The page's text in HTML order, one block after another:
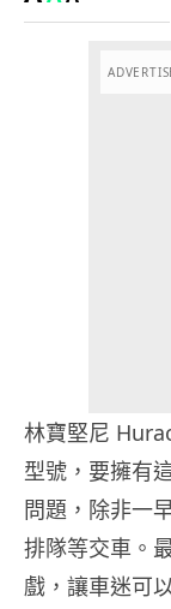
林寶堅尼
型號，要擁有
問題，除非一
排隊等交車。
戲，讓車迷可